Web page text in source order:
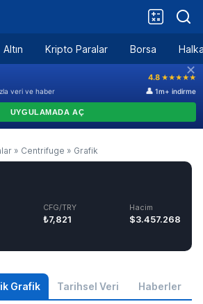
Altın Kripto Paralar Borsa
» Centrifuge » Grafik
CFG/TRY
₺7,821
Hacim
$3.457.268
Grafik Tarihsel Veri Haberler